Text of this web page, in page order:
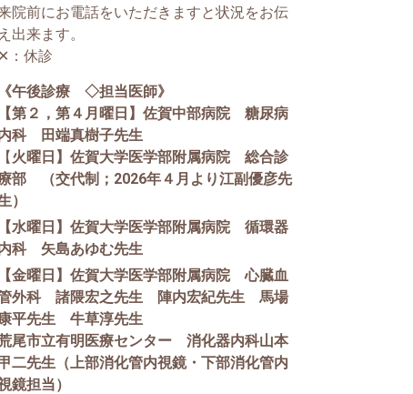
院前にお電話をいただきますと状況をお伝
え出来ます。
✕：休診
《午後診療 ◇担当医師》
【第２，第４月曜日】佐賀中部病院 糖尿病
科 田端真樹子先生
【火曜日】佐賀大学医学部附属病院 総合診
部 （交代制；2026年４月より江副優彦先
）
【水曜日】佐賀大学医学部附属病院 循環器
科 矢島あゆむ先生
【金曜日】佐賀大学医学部附属病院 心臓血
外科 諸隈宏之先生 陣内宏紀先生 馬場
平先生 牛草淳先生
尾市立有明医療センター 消化器内科山本
二先生（上部消化管内視鏡・下部消化管内
鏡担当）